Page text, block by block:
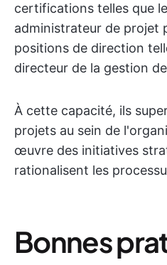
certifications telles que
administrateur de projet
positions de direction
directeur de la gestion
À cette capacité, ils
projets au sein de
œuvre des initiatives
rationalisent les
Bonnes